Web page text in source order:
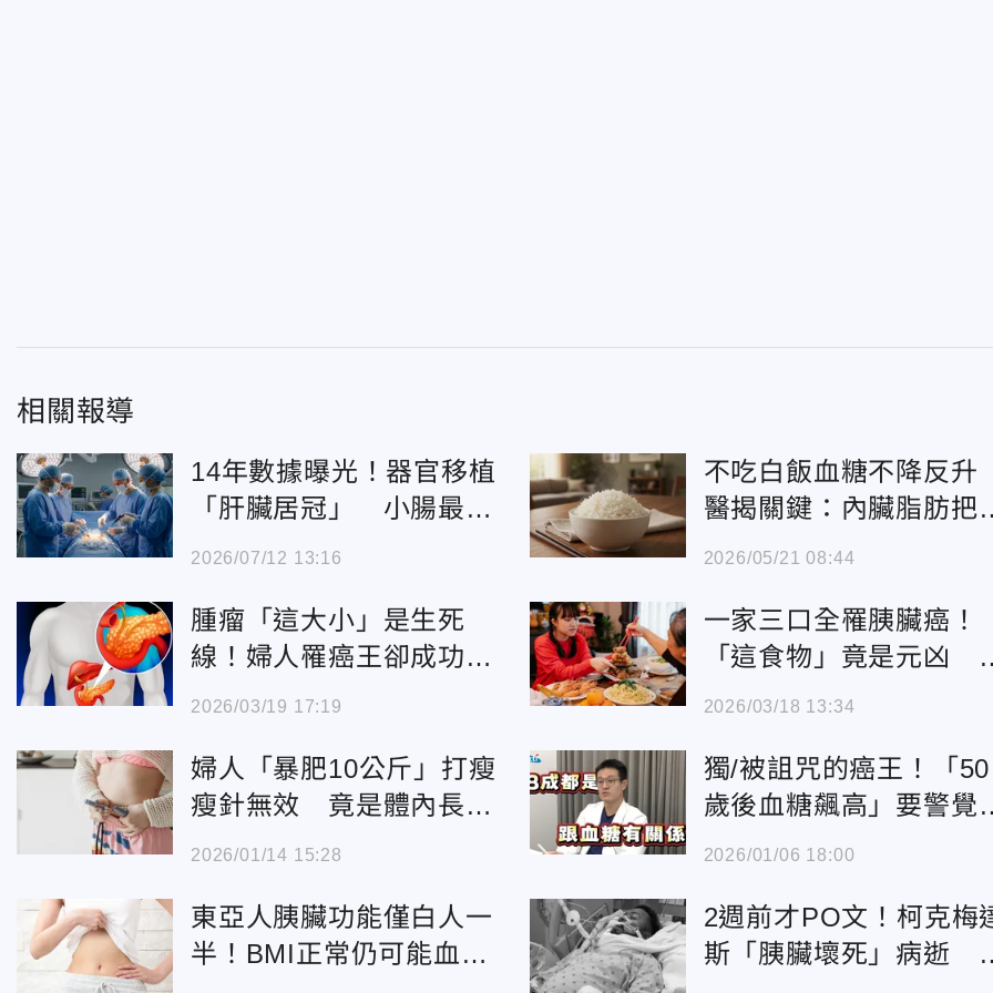
相關報導
14年數據曝光！器官移植
「肝臟居冠」 小腸最罕
見、胰臟難度高
2026/07/12 13:16
不吃白飯血糖不降反
醫揭關鍵：內臟脂肪把
臟埋了
2026/05/21 08:44
腫瘤「這大小」是生死
線！婦人罹癌王卻成功保
命
2026/03/19 17:19
一家三口全罹胰臟癌！
「這食物」竟是元凶
痛哭：因為比較便宜
2026/03/18 13:34
婦人「暴肥10公斤」打瘦
瘦針無效 竟是體內長3
公分腫瘤
2026/01/14 15:28
獨/被詛咒的癌王！「50
歲後血糖飆高」要警
3族群超危險
2026/01/06 18:00
東亞人胰臟功能僅白人一
半！BMI正常仍可能血糖
2週前才PO文！柯克梅
斯「胰臟壞死」病逝